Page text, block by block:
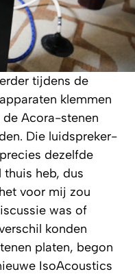
tijdens de
klemmen
de Acora-stenen
Die luidspreker-
dezelfde
heb, dus
voor mij zou
was of
konden
platen, begon
IsoAcoustics